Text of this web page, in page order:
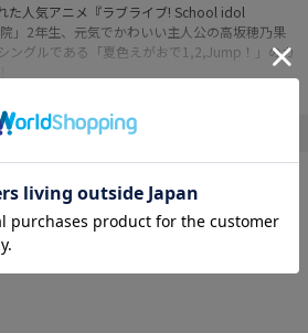
た人気アニメ『ラブライブ! School idol
」2年生、元気でかわいい主人公の高坂穂乃果
ングルである「夏色えがおで1,2,Jump！」のカ
。
ト、スカート・ベストのフリルはクリアパーツ
、クリアパーツを用い、周囲に飛び散る水の様
とによって、さらに美しく仕上がりました。
田海未」も今後続々登場予定です。
お楽しみください。
品